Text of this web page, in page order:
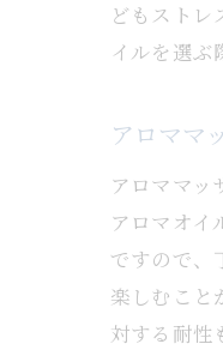
どもスト
イルを選
アロママ
アロママッ
アロマオイ
ですので、
楽しむこと
対する耐性